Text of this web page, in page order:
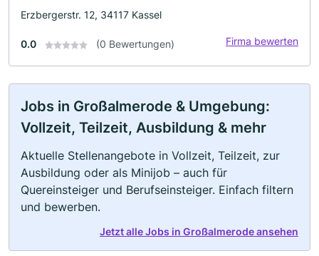
Erzbergerstr. 12, 34117 Kassel
0.0 (0 Bewertungen) Firma bewerten
Jobs in Großalmerode & Umgebung:
Vollzeit, Teilzeit, Ausbildung & mehr
Aktuelle Stellenangebote in Vollzeit, Teilzeit, zur
Ausbildung oder als Minijob – auch für
Quereinsteiger und Berufseinsteiger. Einfach filtern
und bewerben.
Jetzt alle Jobs in Großalmerode ansehen